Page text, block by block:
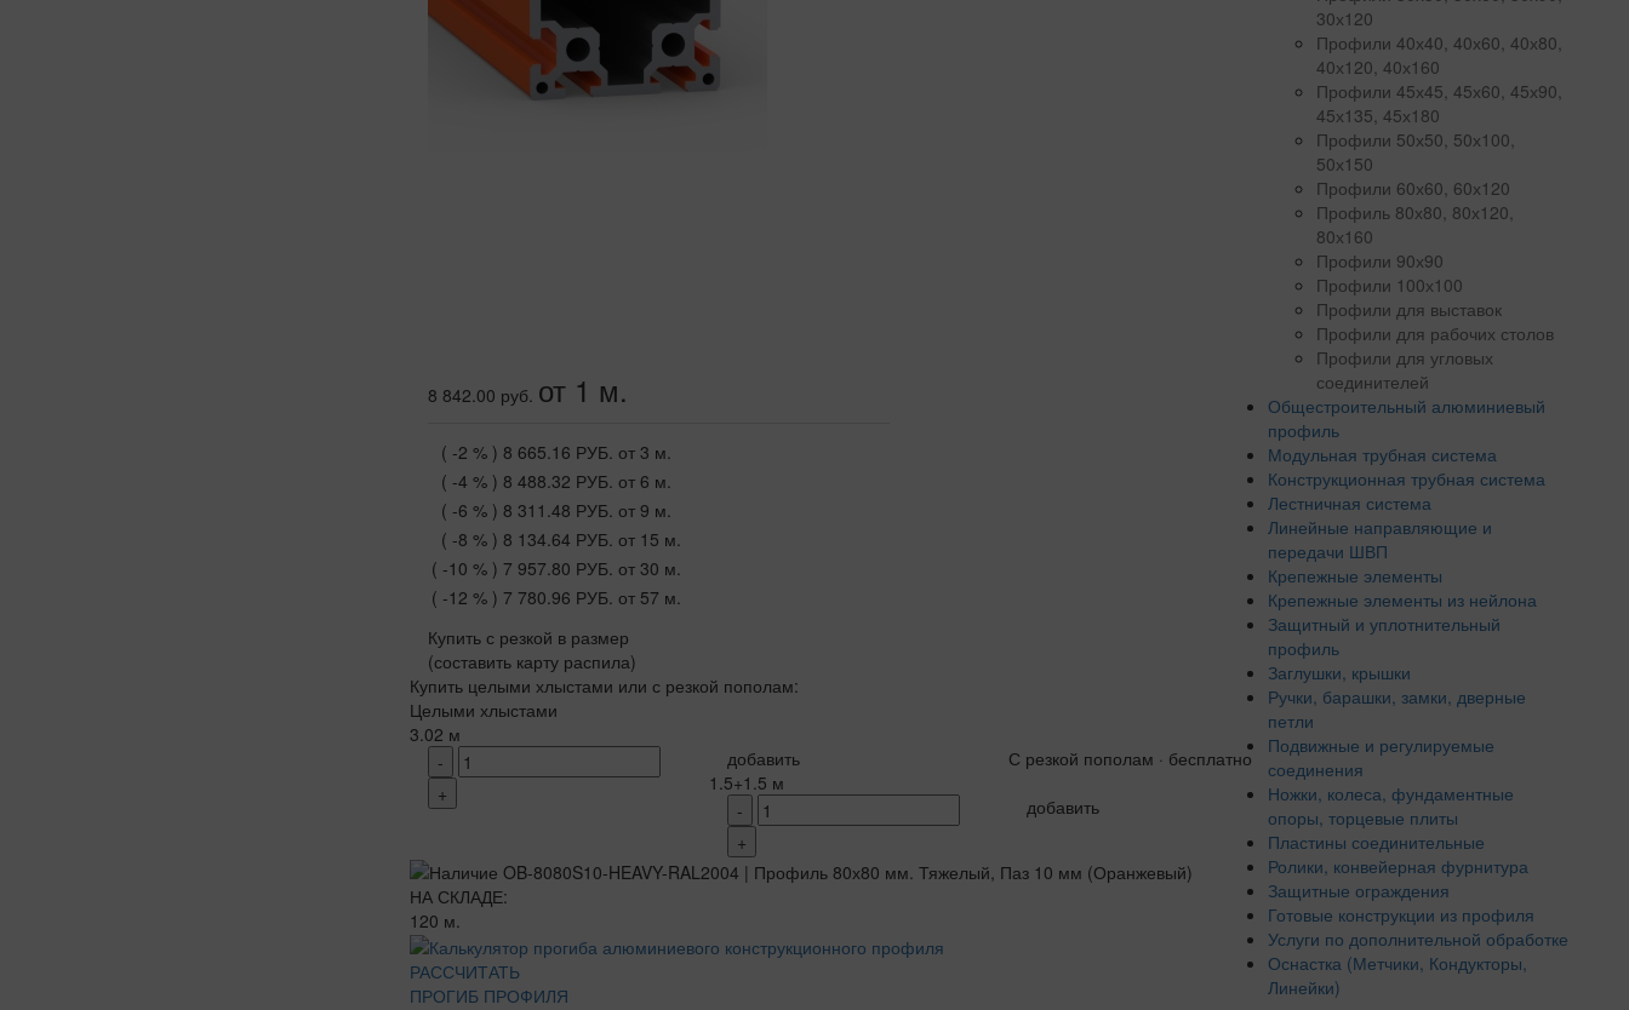
8 842.00 руб. от 1 м.
( -2 % ) 8 665.16 РУБ. от 3 м.
( -4 % ) 8 488.32 РУБ. от 6 м.
( -6 % ) 8 311.48 РУБ. от 9 м.
( -8 % ) 8 134.64 РУБ. от 15 м.
( -10 % ) 7 957.80 РУБ. от 30 м.
( -12 % ) 7 780.96 РУБ. от 57 м.
Купить с резкой в размер
(составить карту распила)
Купить целыми хлыстами или с резкой пополам:
Целыми хлыстами
3.02 м
-
+
добавить
С резкой пополам · бесплатно
1.5+1.5 м
-
+
добавить
НА СКЛАДЕ:
120 м.
РАССЧИТАТЬ
ПРОГИБ ПРОФИЛЯ
30х120
Профили 40х40, 40х60, 40х80,
40х120, 40х160
Профили 45х45, 45х60, 45х90,
45х135, 45х180
Профили 50х50, 50х100,
50х150
Профили 60х60, 60х120
Профиль 80х80, 80х120,
80х160
Профили 90х90
Профили 100х100
Профили для выставок
Профили для рабочих столов
Профили для угловых
соединителей
Общестроительный алюминиевый
профиль
Модульная трубная система
Конструкционная трубная система
Лестничная система
Линейные направляющие и
передачи ШВП
Крепежные элементы
Крепежные элементы из нейлона
Защитный и уплотнительный
профиль
Заглушки, крышки
Ручки, барашки, замки, дверные
петли
Подвижные и регулируемые
соединения
Ножки, колеса, фундаментные
опоры, торцевые плиты
Пластины соединительные
Ролики, конвейерная фурнитура
Защитные ограждения
Готовые конструкции из профиля
Услуги по дополнительной обработке
Оснастка (Метчики, Кондукторы,
Линейки)